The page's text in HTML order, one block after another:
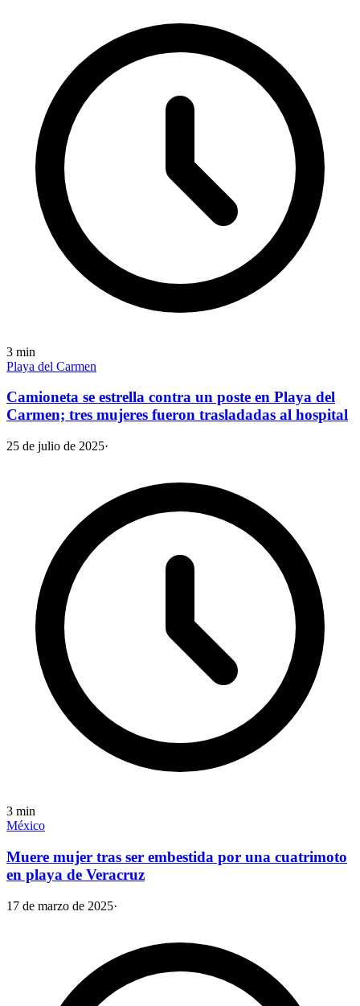
3 min
Playa del Carmen
Camioneta se estrella contra un poste en Playa del
Carmen; tres mujeres fueron trasladadas al hospital
25 de julio de 2025·
3 min
México
Muere mujer tras ser embestida por una cuatrimoto
en playa de Veracruz
17 de marzo de 2025·